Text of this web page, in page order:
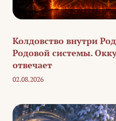
Колдовство внутри
Родовой системы.
отвечает
02.08.2026